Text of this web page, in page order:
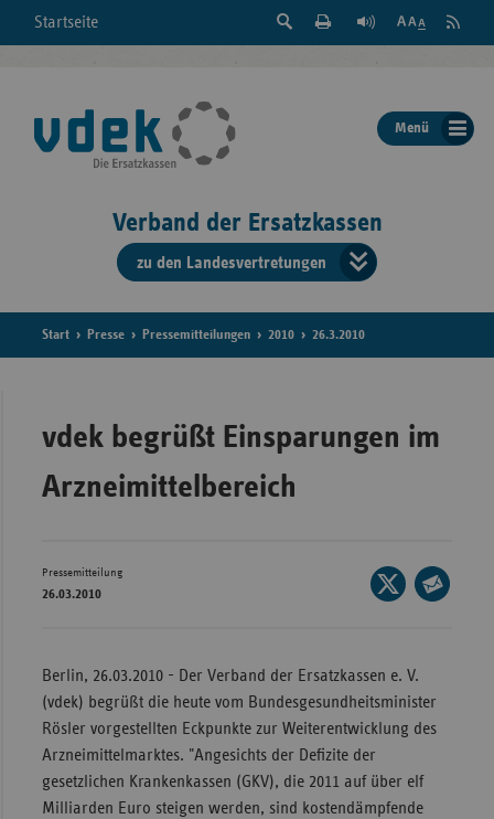
Startseite
Suche
der
Seite
Feed
Menü
Verband der Ersatzkassen
zu den Landesvertretungen
der
Bayern
Berlin/
Start Presse Pressemitteilungen 2010 26.3.2010
vdek begrüßt Einsparungen im
Arzneimittelbereich
Pressemitteilung
26.03.2010
Seite
auf
Berlin, 26.03.2010 - Der Verband der Ersatzkassen e. V.
(vdek) begrüßt die heute vom Bundesgesundheitsminister
Rösler vorgestellten Eckpunkte zur Weiterentwicklung des
Arzneimittelmarktes. "Angesichts der Defizite der
gesetzlichen Krankenkassen (GKV), die 2011 auf über elf
Milliarden Euro steigen werden, sind kostendämpfende